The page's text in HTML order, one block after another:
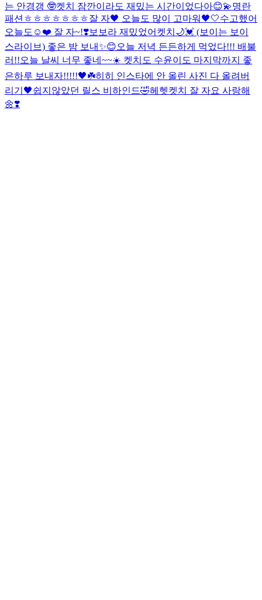
는 안경갱 🤓켓치 잠깐이라도 재밌는 시간이었다아😊💫명란
패션ㅎㅎㅎㅎㅎㅎㅎ잘 자🖤 오늘도 많이 고마워🖤🤍수고했어
오늘도☺️❤️ 잘 자~!❣️보보라 재밌었어켓치🌙💓 (보이는 보이
스라이브) 좋은 밤 보내✨😊오늘 저녁 든든하게 먹었다!!! 배불
러!!오늘 날씨 너무 좋네~~☀️ 켓치도 수윤이도 마지막까지 좋
은하루 보내자!!!!!🖤☘️히히 인스타에 안 올린 사진 다 올려버
리기🖤쉽지않았던 릴스 비하인드🤣헤헷켓치 잘 자요 사랑해
🌼❣️